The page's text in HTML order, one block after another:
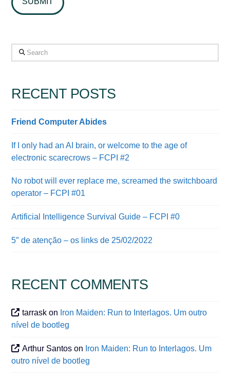
Search
RECENT POSTS
Friend Computer Abides
If I only had an AI brain, or welcome to the age of
electronic scarecrows – FCPI #2
No robot will ever replace me, screamed the switchboard
operator – FCPI #01
Artificial Intelligence Survival Guide – FCPI #0
5″ de atenção – os links de 25/02/2022
RECENT COMMENTS
tarrask on Iron Maiden: Run to Interlagos. Um outro
nível de bootleg
Arthur Santos on Iron Maiden: Run to Interlagos. Um
outro nível de bootleg